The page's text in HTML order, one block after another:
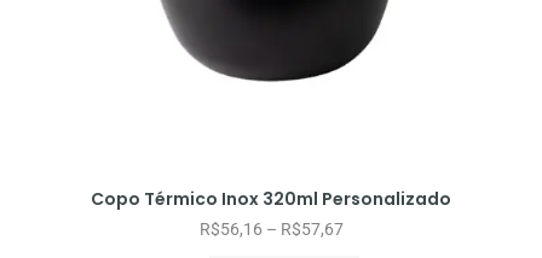
Copo Térmico Inox 320ml Personalizado
R$56,16 – R$57,67